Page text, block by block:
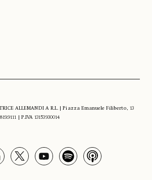
ALLEMANDI A R.L. | Piazza Emanuele Filiberto, 13
| P.IVA 13153930014